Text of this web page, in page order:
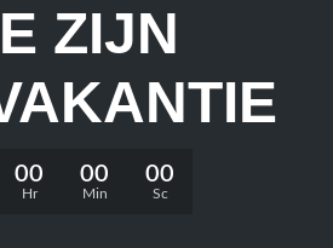
ZIJN
00
Hr
00
Min
00
Sc